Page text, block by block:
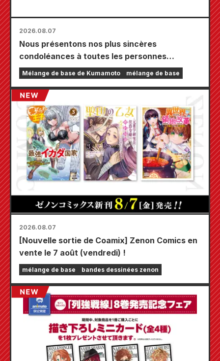
2026.08.07
Nous présentons nos plus sincères
condoléances à toutes les personnes
touchées par le tremblement de terre de
Kumamoto de 2026.
Mélange de base de Kumamoto mélange de base
2026.08.07
[Nouvelle sortie de Coamix] Zenon Comics en
vente le 7 août (vendredi) !
mélange de base bandes dessinées zenon